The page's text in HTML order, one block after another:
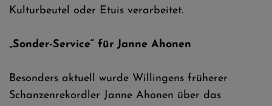
Kulturbeutel oder Etuis verarbeitet.
„Sonder-Service“ für Janne Ahonen
Besonders aktuell wurde Willingens früherer
Schanzenrekordler Janne Ahonen über das